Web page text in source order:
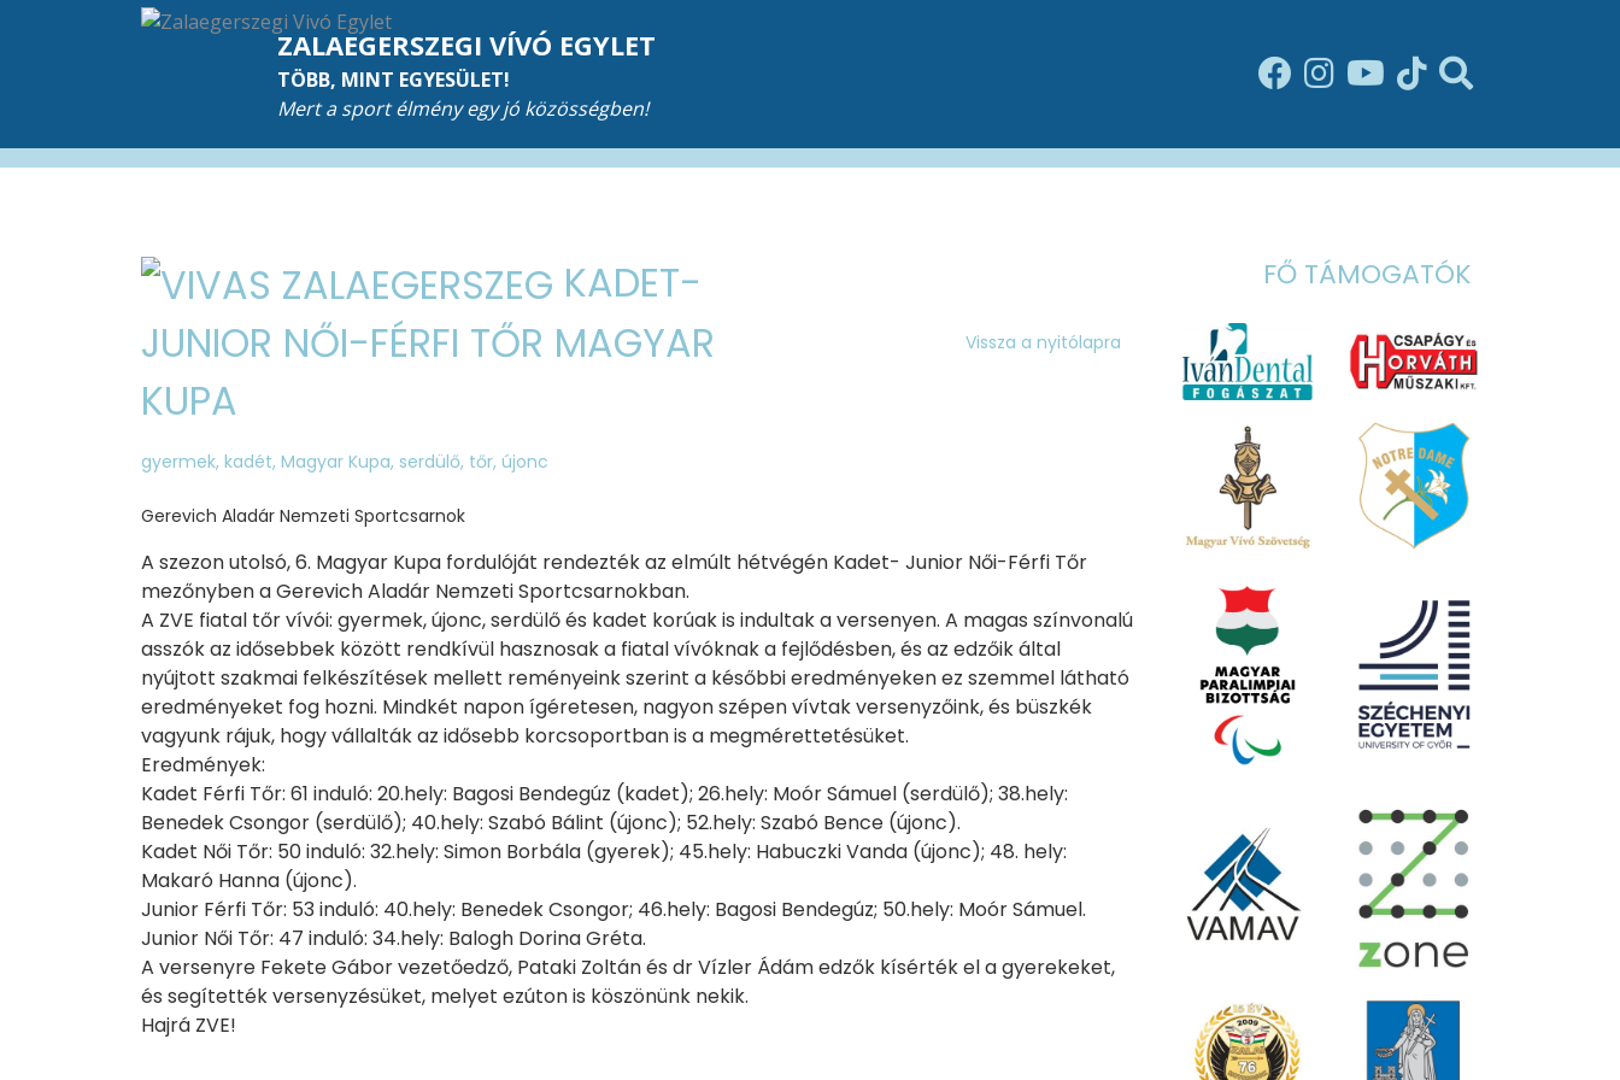
ZALAEGERSZEGI VÍVÓ EGYLET
TÖBB, MINT EGYESÜLET!
Mert a sport élmény egy jó közösségben!
KADET-
JUNIOR NŐI-FÉRFI TŐR MAGYAR
KUPA
Vissza a nyitólapra
gyermek, kadét, Magyar Kupa, serdülő, tőr, újonc
Gerevich Aladár Nemzeti Sportcsarnok
A szezon utolsó, 6. Magyar Kupa fordulóját rendezték az elmúlt hétvégén Kadet- Junior Női-Férfi Tőr
mezőnyben a Gerevich Aladár Nemzeti Sportcsarnokban.
A ZVE fiatal tőr vívói: gyermek, újonc, serdülő és kadet korúak is indultak a versenyen. A magas színvonalú
asszók az idősebbek között rendkívül hasznosak a fiatal vívóknak a fejlődésben, és az edzőik által
nyújtott szakmai felkészítések mellett reményeink szerint a későbbi eredményeken ez szemmel látható
eredményeket fog hozni. Mindkét napon ígéretesen, nagyon szépen vívtak versenyzőink, és büszkék
vagyunk rájuk, hogy vállalták az idősebb korcsoportban is a megmérettetésüket.
Eredmények:
Kadet Férfi Tőr: 61 induló: 20.hely: Bagosi Bendegúz (kadet); 26.hely: Moór Sámuel (serdülő); 38.hely:
Benedek Csongor (serdülő); 40.hely: Szabó Bálint (újonc); 52.hely: Szabó Bence (újonc).
Kadet Női Tőr: 50 induló: 32.hely: Simon Borbála (gyerek); 45.hely: Habuczki Vanda (újonc); 48. hely:
Makaró Hanna (újonc).
Junior Férfi Tőr: 53 induló: 40.hely: Benedek Csongor; 46.hely: Bagosi Bendegúz; 50.hely: Moór Sámuel.
Junior Női Tőr: 47 induló: 34.hely: Balogh Dorina Gréta.
A versenyre Fekete Gábor vezetőedző, Pataki Zoltán és dr Vízler Ádám edzők kísérték el a gyerekeket,
és segítették versenyzésüket, melyet ezúton is köszönünk nekik.
Hajrá ZVE!
FŐ TÁMOGATÓK